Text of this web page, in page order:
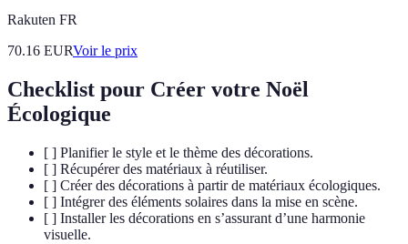
Rakuten FR
70.16 EURVoir le prix
Checklist pour Créer votre Noël
Écologique
[ ] Planifier le style et le thème des décorations.
[ ] Récupérer des matériaux à réutiliser.
[ ] Créer des décorations à partir de matériaux écologiques.
[ ] Intégrer des éléments solaires dans la mise en scène.
[ ] Installer les décorations en s’assurant d’une harmonie
visuelle.